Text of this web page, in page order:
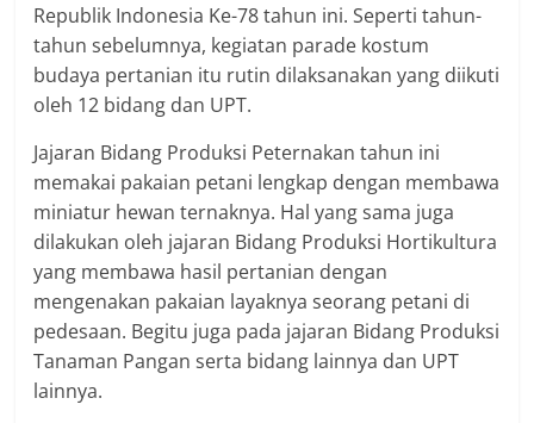
Republik Indonesia Ke-78 tahun ini. Seperti tahun-
tahun sebelumnya, kegiatan parade kostum
budaya pertanian itu rutin dilaksanakan yang diikuti
oleh 12 bidang dan UPT.
Jajaran Bidang Produksi Peternakan tahun ini
memakai pakaian petani lengkap dengan membawa
miniatur hewan ternaknya. Hal yang sama juga
dilakukan oleh jajaran Bidang Produksi Hortikultura
yang membawa hasil pertanian dengan
mengenakan pakaian layaknya seorang petani di
pedesaan. Begitu juga pada jajaran Bidang Produksi
Tanaman Pangan serta bidang lainnya dan UPT
lainnya.